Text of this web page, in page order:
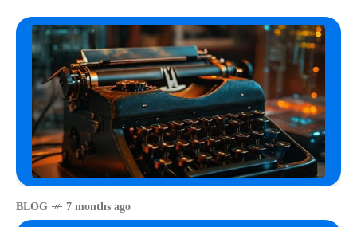
BLOG 7 months ago